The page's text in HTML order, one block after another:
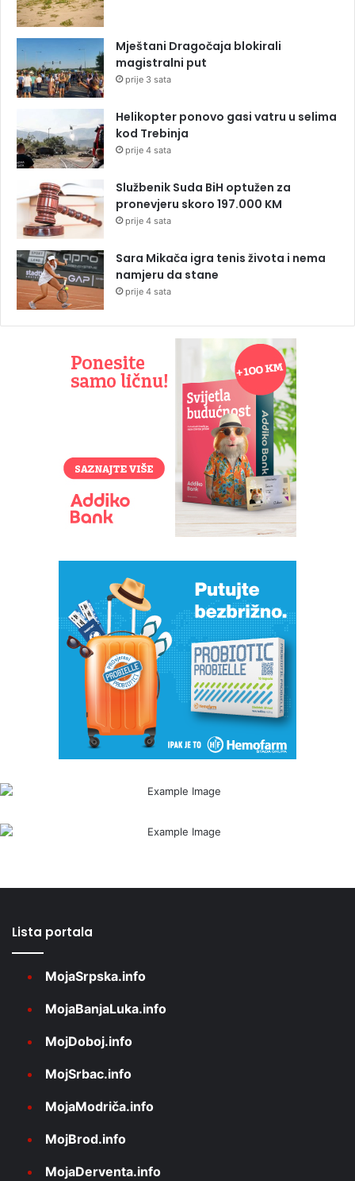
Mještani Dragočaja blokirali
magistralni put
prije 3 sata
Helikopter ponovo gasi vatru u selima
kod Trebinja
prije 4 sata
Službenik Suda BiH optužen za
pronevjeru skoro 197.000 KM
prije 4 sata
Sara Mikača igra tenis života i nema
namjeru da stane
prije 4 sata
Lista portala
MojaSrpska.info
MojaBanjaLuka.info
MojDoboj.info
MojSrbac.info
MojaModriča.info
MojBrod.info
MojaDerventa.info